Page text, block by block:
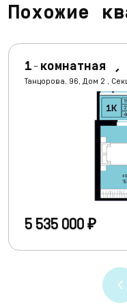
Похожие
1-комнатная ,
Танцорова, 96, Дом 2 ,
5 535 000 ₽